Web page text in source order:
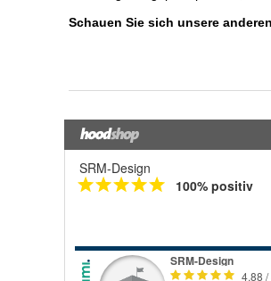
SRM-Design
100% positiv